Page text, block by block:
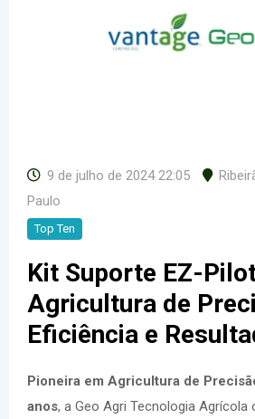
9 de julho de 2024 22:05
Paulo
Top Ten
Kit Suporte EZ-
Agricultura de
Eficiência e
Pioneira em Agricultura de
anos, a Geo Agri Tecnologia Agrícola